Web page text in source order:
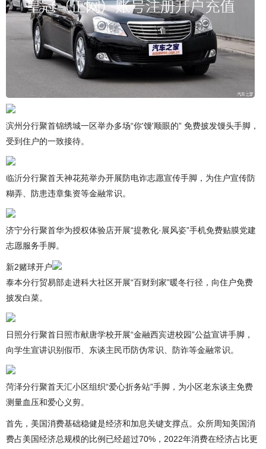
滨州分行聚首锦绣城一区举办多场“你'馒'顺眼的” 免费披发馒头手脚，
受到住户的一致接待。
临沂分行聚首天神花苑举办开展防电诈志愿宣传手脚，为住户宣传防
糊弄、防患违章集资等金融常识。
济宁分行聚首华为授权体验店开展“提教化·展风姿”手机免费贴膜党建
志愿服务手脚。
新2赌球开户
泰本分行贸易部走进科大社区开展“百财到家”暖冬行径，向住户免费
披发白菜。
日照分行聚首日照市献唐学校开展“金融西宾进校园”公益宣讲手脚，
向学生宣讲识别假币、东谈主民币防伪常识、防诈等金融常识。
菏泽分行聚首天汇小区组织“爱心折务站”手脚，为小区老东谈主免费
测量血压和爱心义剪。
首先，美国消费基础稳健是经济和加息关键支撑点。众所周知美国消
费占美国经济总规模的比例已经超过70%，2022年消费在经济占比更